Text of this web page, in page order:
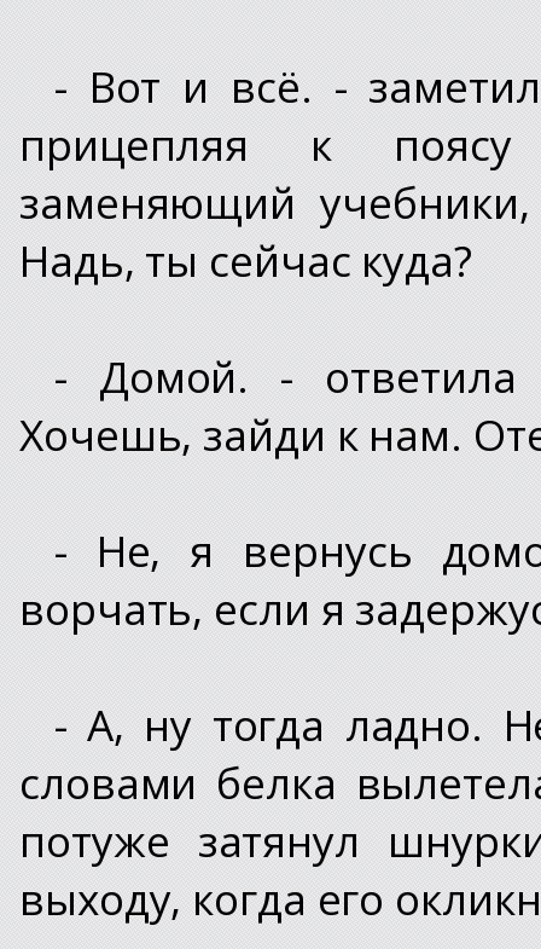
- Вот и всё. -
прицепляя к поясу
заменяющий
Надь, ты сейчас куда?
- Домой. - ответила
Хочешь, зайди к нам.
- Не, я вернусь
ворчать, если я
- А, ну тогда ладно.
словами белка
потуже затянул
выходу, когда его